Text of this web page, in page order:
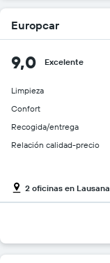
Europcar
9,0 Excelente
Limpieza
Confort
Recogida/entrega
Relación calidad-precio
2 oficinas en Lausana